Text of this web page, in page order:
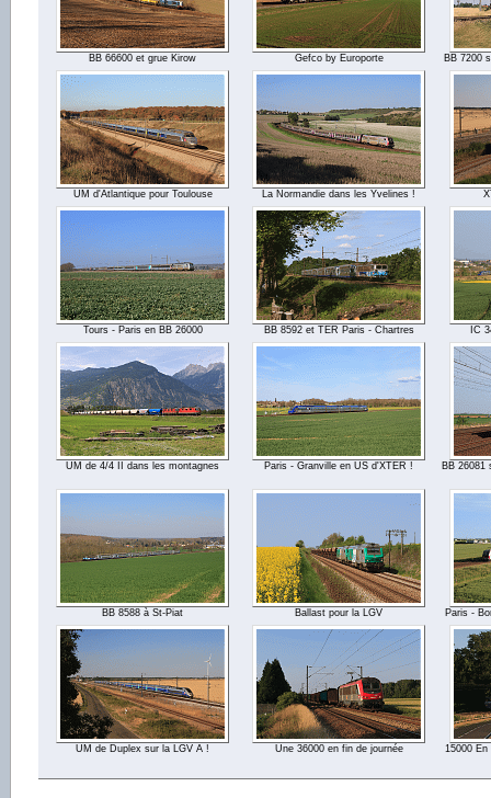
BB 66600 et grue Kirow Gefco by Europorte BB 7200
UM d'Atlantique pour Toulouse La Normandie dans les Yvelines !
Tours - Paris en BB 26000 BB 8592 et TER Paris - Chartres IC
UM de 4/4 II dans les montagnes Paris - Granville en US d'XTER ! BB 26081
BB 8588 à St-Piat Ballast pour la LGV Paris -
UM de Duplex sur la LGV A ! Une 36000 en fin de journée 15000